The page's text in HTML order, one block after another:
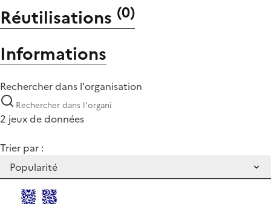
Réutilisations (0)
Informations
Rechercher dans l'organisation
2 jeux de données
Trier par :